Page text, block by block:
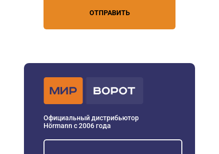
ОТПРАВИТЬ
Официальный дистрибьютор
Hörmann с 2006 года